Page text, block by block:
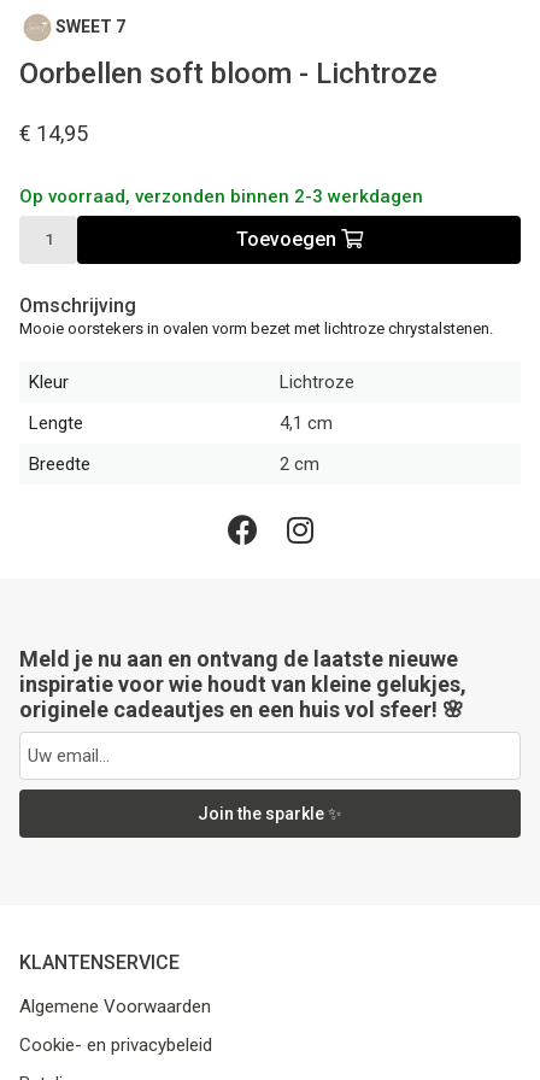
SWEET 7
Oorbellen soft bloom - Lichtroze
€ 14,95
Op voorraad, verzonden binnen 2-3 werkdagen
Toevoegen
Omschrijving
Mooie oorstekers in ovalen vorm bezet met lichtroze chrystalstenen.
Kleur
Lichtroze
Lengte
4,1 cm
Breedte
2 cm
Meld je nu aan en ontvang de laatste nieuwe
inspiratie voor wie houdt van kleine gelukjes,
originele cadeautjes en een huis vol sfeer! 🌸
Join the sparkle ✨
KLANTENSERVICE
Algemene Voorwaarden
Cookie- en privacybeleid